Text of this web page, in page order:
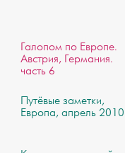
Галопом по Европе.
Австрия, Германия.
часть 6
Путёвые заметки,
Европа, апрель 2010